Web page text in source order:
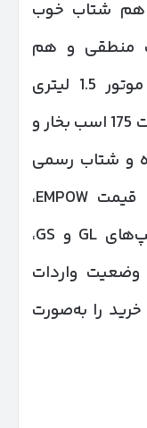
هم شتاب خوب
منطقی و هم
طراحی متفاوت. این خودرو با موتور 1.5 لیتری
توربوشارژ، گیربکس 7WDCT، قدرت 175 اسب بخار و
شده و شتاب رسمی
6.95 ثانیه دارد. در این مقاله، قیمت EMPOW،
مشخصات فنی کامل، تفاوت تیپ‌های GL و GS،
وضعیت واردات
را به‌صورت